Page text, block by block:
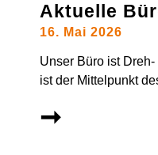
Aktuelle
16. Mai 2026
Unser Büro ist
ist der Mittelpunkt
➞